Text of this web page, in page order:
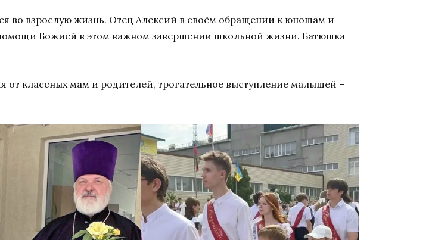
во взрослую жизнь. Отец Алексий в своём обращении к юношам и
Божией в этом важном завершении школьной жизни. Батюшка
от классных мам и родителей, трогательное выступление малышей –